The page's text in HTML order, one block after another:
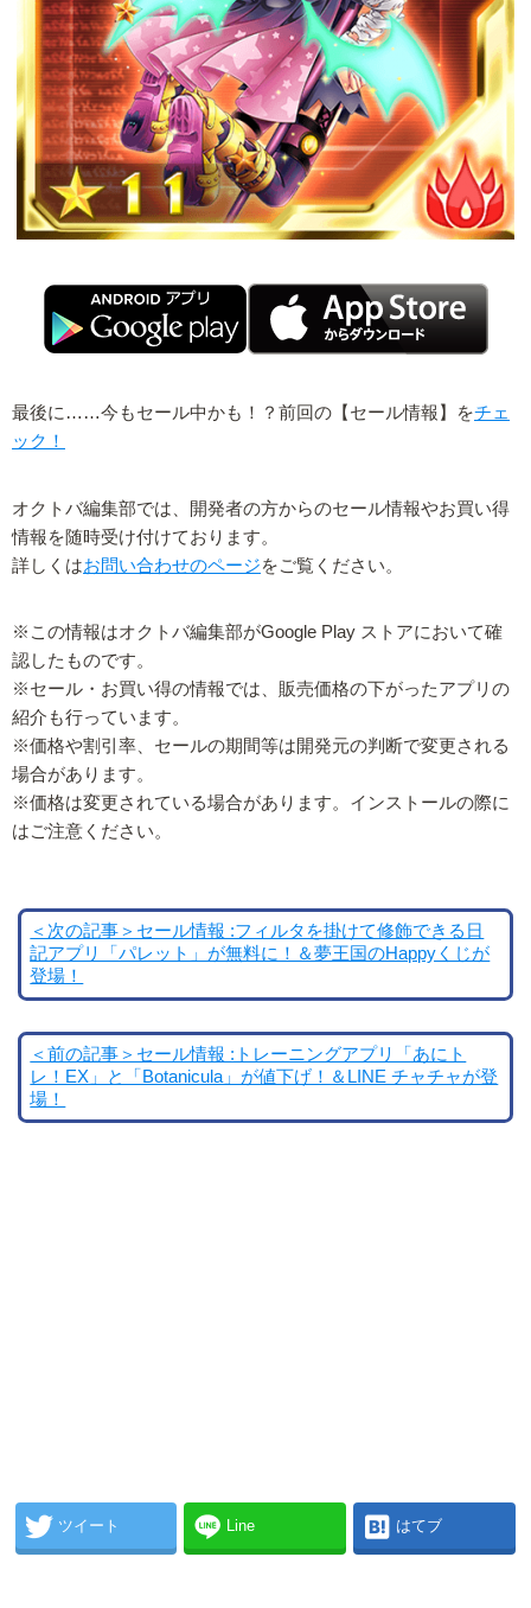
最後に……今もセール中かも！？前回の【セール情報】をチェ
ック！
オクトバ編集部では、開発者の方からのセール情報やお買い得
情報を随時受け付けております。
詳しくはお問い合わせのページをご覧ください。
※この情報はオクトバ編集部がGoogle Play ストアにおいて確
認したものです。
※セール・お買い得の情報では、販売価格の下がったアプリの
紹介も行っています。
※価格や割引率、セールの期間等は開発元の判断で変更される
場合があります。
※価格は変更されている場合があります。インストールの際に
はご注意ください。
＜次の記事＞セール情報 :フィルタを掛けて修飾できる日
記アプリ「パレット」が無料に！＆夢王国のHappyくじが
登場！
＜前の記事＞セール情報 :トレーニングアプリ「あにト
レ！EX」と「Botanicula」が値下げ！＆LINE チャチャが登
場！
ツイート Line はてブ